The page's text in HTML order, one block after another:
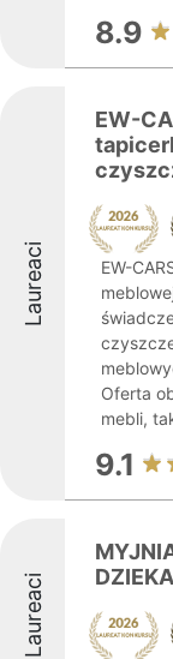
8.9
Laureaci
EW-
EW-
Oferta
mebli,
9.1
Laureaci